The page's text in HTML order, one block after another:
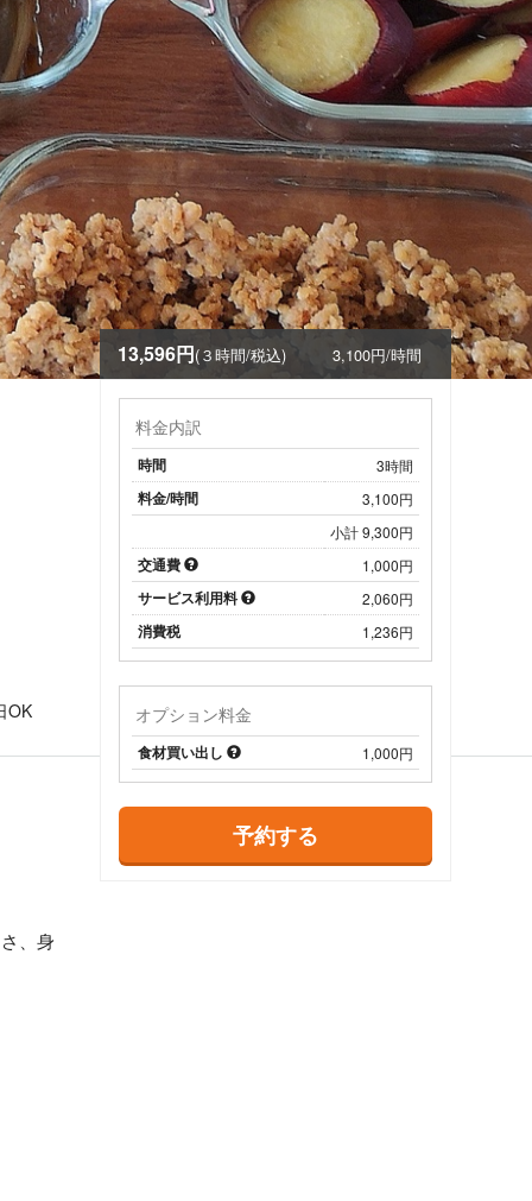
OK
13,596円(３時間/税込) 3,100円/時間
料金内訳
時間 3時間
料金/時間
3,100円
小計 9,300円
交通費 1,000円
サービス利用料 2,060円
消費税 1,236円
オプション料金
食材買い出し 1,000円
予約する
、身